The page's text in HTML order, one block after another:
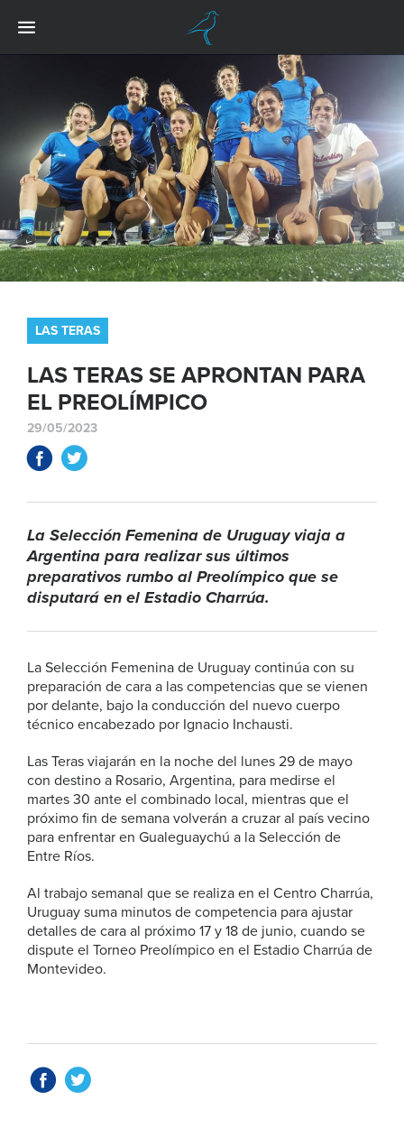
LAS TERAS
LAS TERAS SE APRONTAN PARA
EL PREOLÍMPICO
29/05/2023
La Selección Femenina de Uruguay viaja a
Argentina para realizar sus últimos
preparativos rumbo al Preolímpico que se
disputará en el Estadio Charrúa.
La Selección Femenina de Uruguay continúa con su
preparación de cara a las competencias que se vienen
por delante, bajo la conducción del nuevo cuerpo
técnico encabezado por Ignacio Inchausti.
Las Teras viajarán en la noche del lunes 29 de mayo
con destino a Rosario, Argentina, para medirse el
martes 30 ante el combinado local, mientras que el
próximo fin de semana volverán a cruzar al país vecino
para enfrentar en Gualeguaychú a la Selección de
Entre Ríos.
Al trabajo semanal que se realiza en el Centro Charrúa,
Uruguay suma minutos de competencia para ajustar
detalles de cara al próximo 17 y 18 de junio, cuando se
dispute el Torneo Preolímpico en el Estadio Charrúa de
Montevideo.